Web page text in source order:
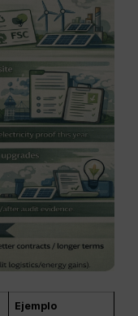
Ejemplo